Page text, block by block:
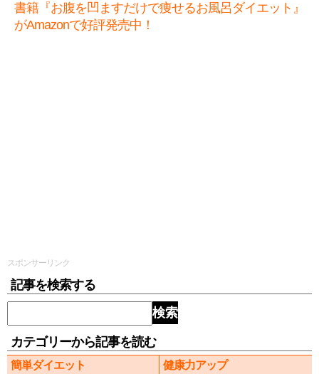
書籍『お腹を凹ますだけで痩せるお風呂ダイエット』
がAmazonで好評発売中！
スポンサーリンク
記事を検索する
検索
カテゴリーから記事を読む
簡単ダイエット 健康力アップ